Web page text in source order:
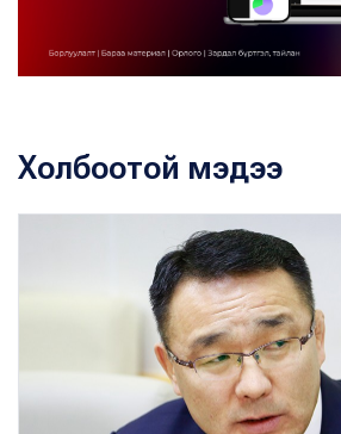
Холбоотой мэдээ